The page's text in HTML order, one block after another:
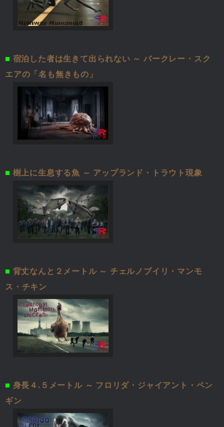
■ 宿泊した者は生きて出られない ～ バークレー・スク
エアの「名も無きもの」
■ 樹上に生息する魚 ～ アップランド・トラウト現象
■ 背丈なんと２メートル ～ チェルノブイリ・マンモ
ス・チキン
■ 身長４.５メートル ～ フロリダ・ジャイアント・ペン
ギン